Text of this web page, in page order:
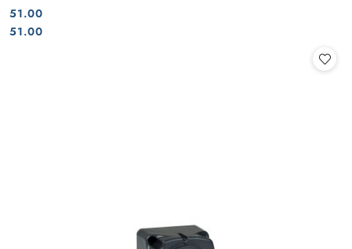
Cena:
51.00
Cena:
51.00